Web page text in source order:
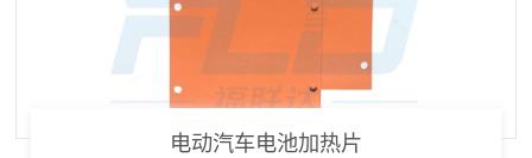
电动汽车电池加热片